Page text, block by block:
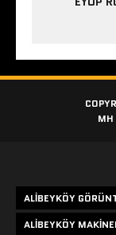
MH
ALIBEYKÖY
ALIBEYKÖY